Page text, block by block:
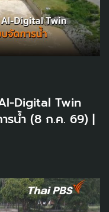
Digital Twin
รน้ำ (8 ก.ค. 69) |